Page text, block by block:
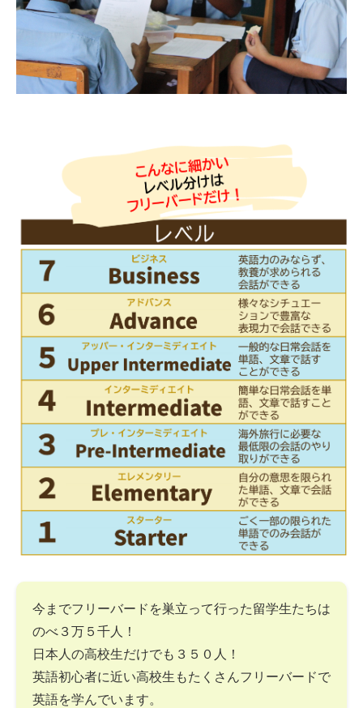
今までフリーバードを巣立って行った留学生たちは
のべ３万５千人！
日本人の高校生だけでも３５０人！
英語初心者に近い高校生もたくさんフリーバードで
英語を学んでいます。